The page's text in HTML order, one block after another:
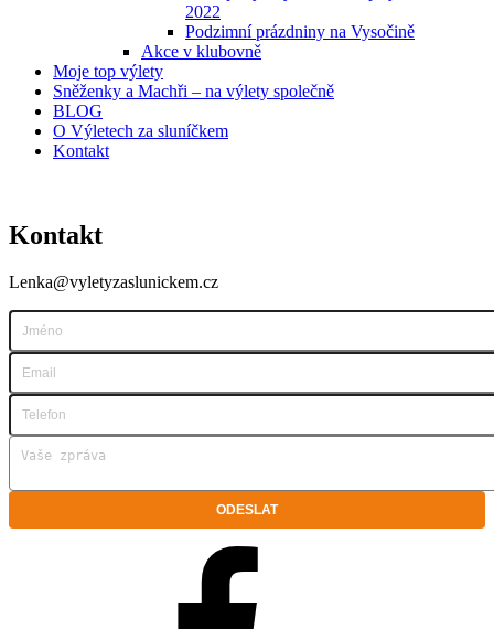
2022
Podzimní prázdniny na Vysočině
Akce v klubovně
Moje top výlety
Sněženky a Machři – na výlety společně
BLOG
O Výletech za sluníčkem
Kontakt
Kontakt
Lenka@vyletyzaslunickem.cz